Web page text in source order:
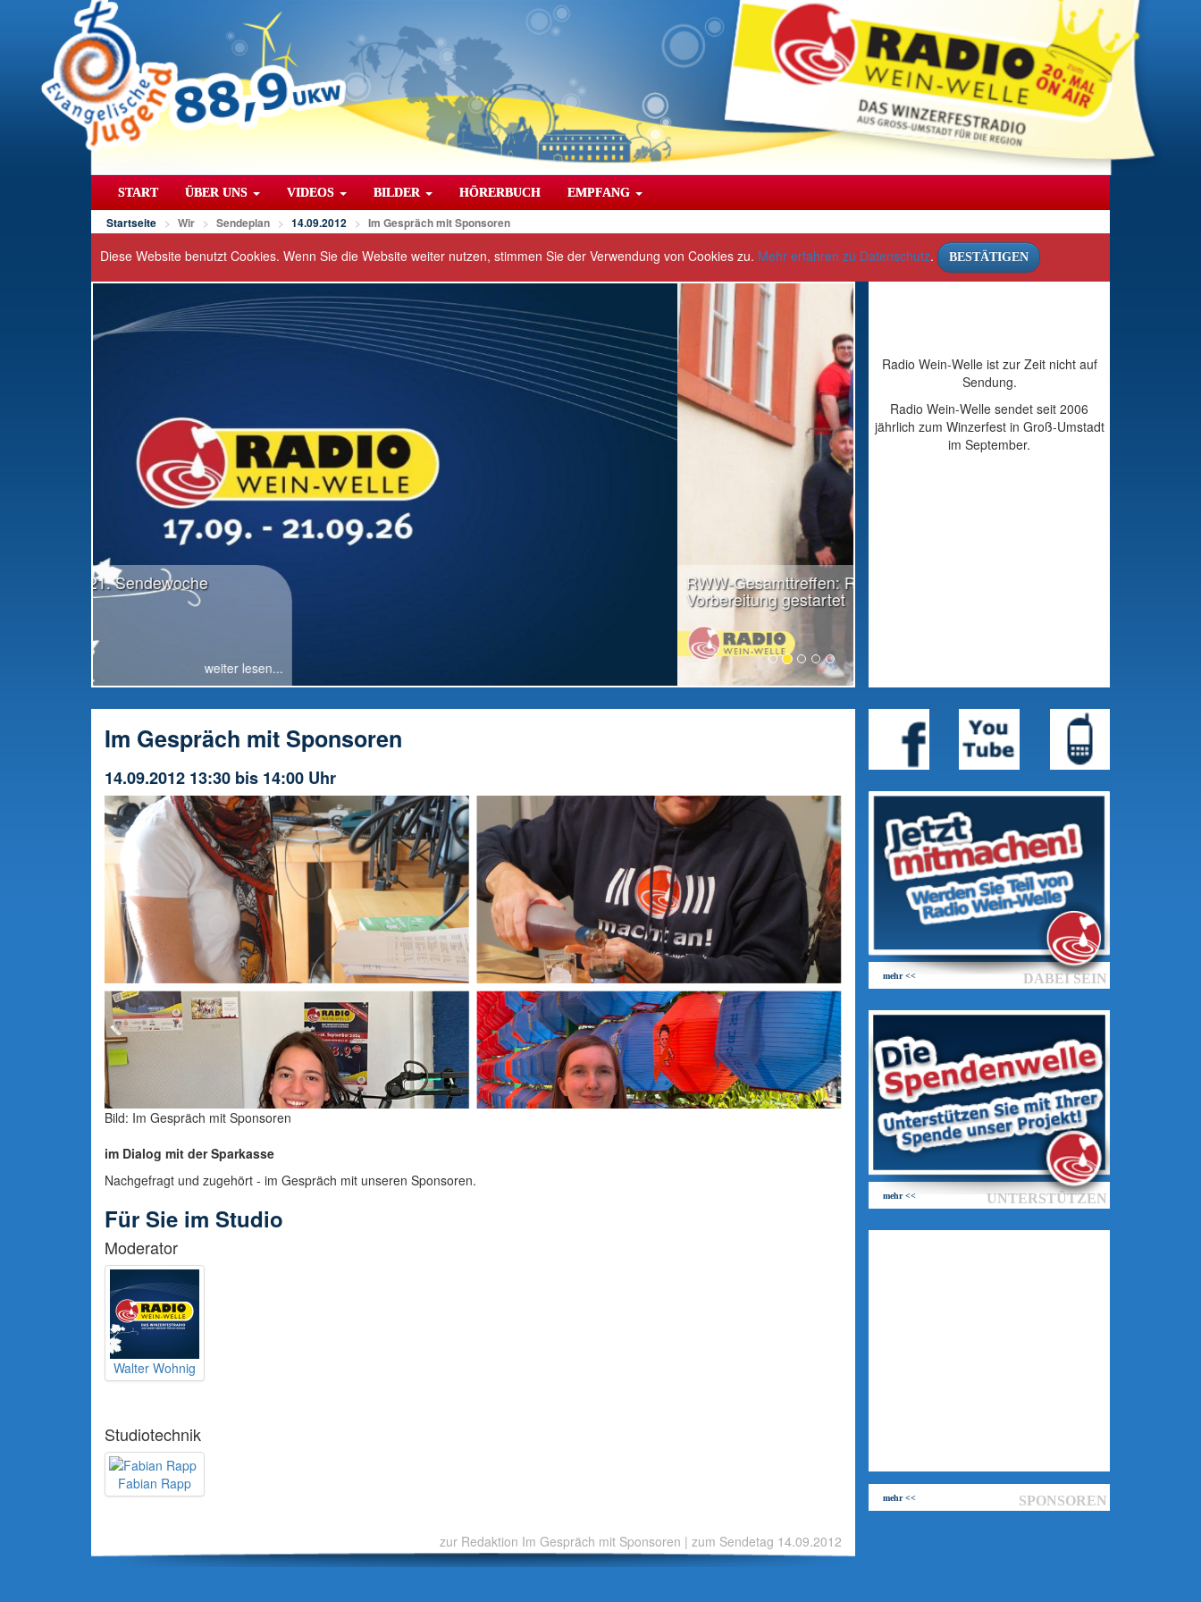
START ÜBER UNS VIDEOS BILDER HÖRERBUCH EMPFANG
Startseite Wir Sendeplan 14.09.2012 Im Gespräch mit Sponsoren
Diese Website benutzt Cookies. Wenn Sie die Website weiter nutzen, stimmen Sie der Verwendung von Cookies zu. Mehr erfahren zu Datenschutz. BESTÄTIGEN
RWW-Gesamttreffen: Radio offiziell in die
Vorbereitung gestartet
Radio Wein-Welle ist zur Zeit nicht auf
Sendung.
Radio Wein-Welle sendet seit 2006
jährlich zum Winzerfest in Groß-Umstadt
im September.
Im Gespräch mit Sponsoren
14.09.2012 13:30 bis 14:00 Uhr
Bild: Im Gespräch mit Sponsoren
im Dialog mit der Sparkasse
Nachgefragt und zugehört - im Gespräch mit unseren Sponsoren.
Für Sie im Studio
Moderator
Walter Wohnig
Studiotechnik
Fabian Rapp
zur Redaktion Im Gespräch mit Sponsoren | zum Sendetag 14.09.2012
DABEI SEIN
mehr <<
UNTERSTÜTZEN
mehr <<
SPONSOREN
mehr <<